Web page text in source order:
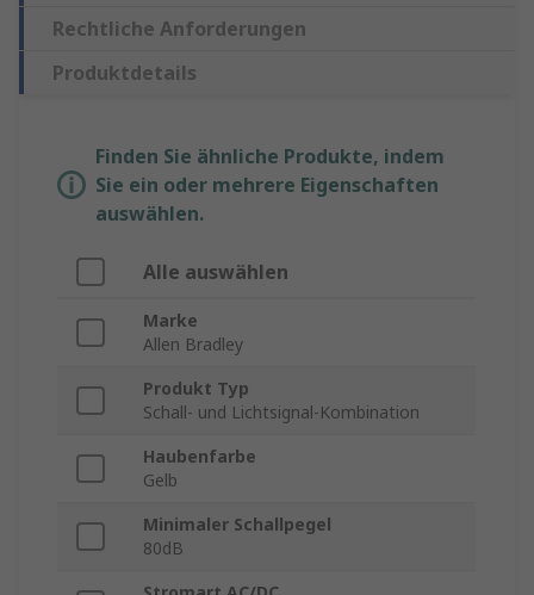
Rechtliche Anforderungen
Produktdetails
Finden Sie ähnliche Produkte, indem
Sie ein oder mehrere Eigenschaften
auswählen.
Alle auswählen
Marke
Allen Bradley
Produkt Typ
Schall- und Lichtsignal-Kombination
Haubenfarbe
Gelb
Minimaler Schallpegel
80dB